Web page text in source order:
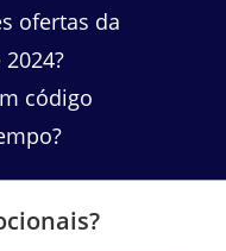
ofertas da
código